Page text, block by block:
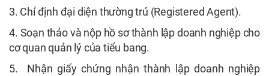
3. Chỉ định đại diện thường trú (Registered Agent).
4. Soạn thảo và nộp hồ sơ thành lập doanh nghiệp cho
cơ quan quản lý của tiểu bang.
5. Nhận giấy chứng nhận thành lập doanh nghiệp